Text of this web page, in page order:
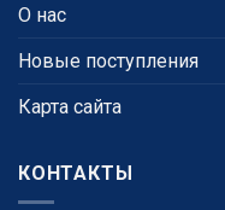
О нас
Новые поступления
Карта сайта
КОНТАКТЫ